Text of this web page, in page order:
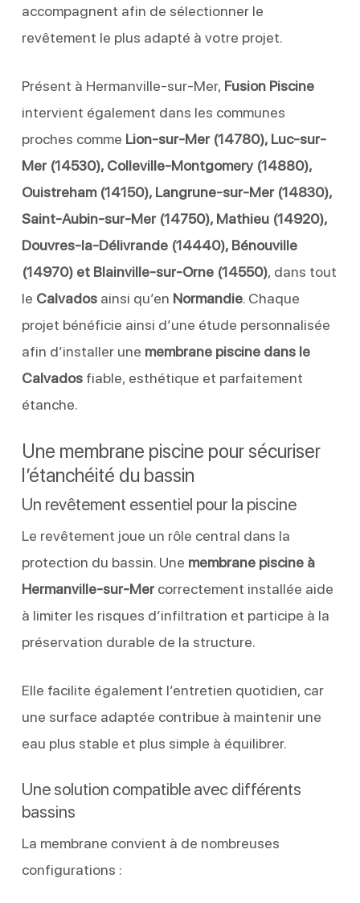
accompagnent afin de sélectionner le
revêtement le plus adapté à votre projet.
Présent à Hermanville-sur-Mer, Fusion Piscine
intervient également dans les communes
proches comme Lion-sur-Mer (14780), Luc-sur-
Mer (14530), Colleville-Montgomery (14880),
Ouistreham (14150), Langrune-sur-Mer (14830),
Saint-Aubin-sur-Mer (14750), Mathieu (14920),
Douvres-la-Délivrande (14440), Bénouville
(14970) et Blainville-sur-Orne (14550), dans tout
le Calvadosainsi qu’en Normandie. Chaque
projet bénéficie ainsi d’une étude personnalisée
afin d’installer une membrane piscine dans le
Calvadosfiable, esthétique et parfaitement
étanche.
Une membrane piscine pour sécuriser
l’étanchéité du bassin
Un revêtement essentiel pour la piscine
Le revêtement joue un rôle central dans la
protection du bassin. Une membrane piscine à
Hermanville-sur-Mercorrectement installée aide
à limiter les risques d’infiltration et participe à la
préservation durable de la structure.
Elle facilite également l’entretien quotidien, car
une surface adaptée contribue à maintenir une
eau plus stable et plus simple à équilibrer.
Une solution compatible avec différents
bassins
La membrane convient à de nombreuses
configurations :